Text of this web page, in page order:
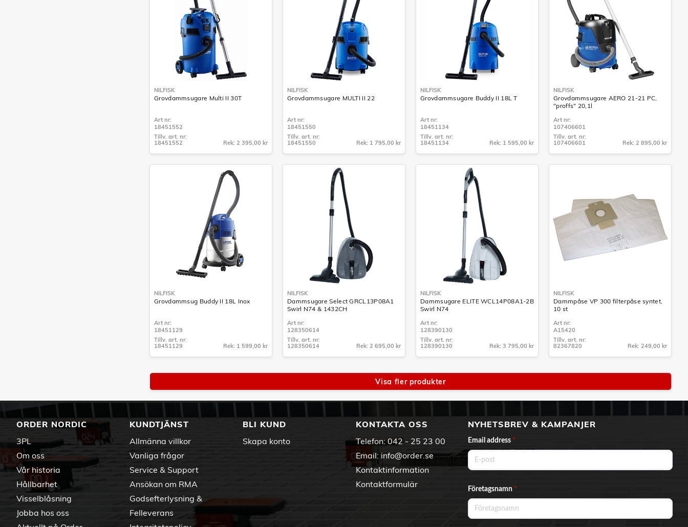
NILFISK
Grovdammsugare Multi II 30T
Art nr:
18451552
18451552
Tillv. art. nr:
18451552
Rek: 2 395,00 kr
NILFISK
Grovdammsugare MULTI II 22
Art nr:
18451550
18451550
Tillv. art. nr:
18451550
Rek: 1 795,00 kr
NILFISK
Grovdammsugare Buddy II 18L T
Art nr:
18451134
18451134
Tillv. art. nr:
18451134
Rek: 1 595,00 kr
NILFISK
Grovdammsugare AERO 21-21 PC,
"proffs" 20,1l
Art nr:
107406601
107406601
Tillv. art. nr:
107406601
Rek: 2 895,00 kr
NILFISK
Grovdammsug Buddy II 18L Inox
Art nr:
18451129
18451129
Tillv. art. nr:
18451129
Rek: 1 599,00 kr
NILFISK
Dammsugare Select GRCL13P08A1
Swirl N74 & 1432CH
Art nr:
128350614
128350614
Tillv. art. nr:
128350614
Rek: 2 695,00 kr
NILFISK
Dammsugare ELITE WCL14P08A1-2B
Swirl N74
Art nr:
128390130
128390130
Tillv. art. nr:
128390130
Rek: 3 795,00 kr
NILFISK
Dammpåse VP 300 filterpåse syntet,
10 st
Art nr:
A15420
82367820
Tillv. art. nr:
82367820
Rek: 249,00 kr
Visa fler produkter
ORDER NORDIC
3PL
Om oss
Vår historia
Hållbarhet
Visselblåsning
Jobba hos oss
KUNDTJÄNST
Allmänna villkor
Vanliga frågor
Service & Support
Ansökan om RMA
Godsefterlysning &
Felleverans
BLI KUND
Skapa konto
KONTAKTA OSS
Telefon: 042 - 25 23 00
Email: info@order.se
Kontaktinformation
Kontaktformulär
NYHETSBREV & KAMPANJER
Email address *
Företagsnamn *